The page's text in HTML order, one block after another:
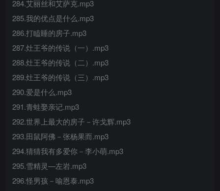
284.艾丽丝和艾萨克.mp3
285.我的优点是什么.mp3
286.打瞌睡的房子.mp3
287.灶王爷的传说（一）.mp3
288.灶王爷的传说（二）.mp3
289.灶王爷的传说（三）.mp3
290.爱是什么.mp3
291.青蛙娶亲记.mp3
292.世界上最大的房子－许戈辉.mp3
293.田鼠阿佛－张杨果而.mp3
294.猜猜我有多爱你－李小萌.mp3
295.雪精灵—左岩.mp3
296.怪男孩－喻恩泰.mp3